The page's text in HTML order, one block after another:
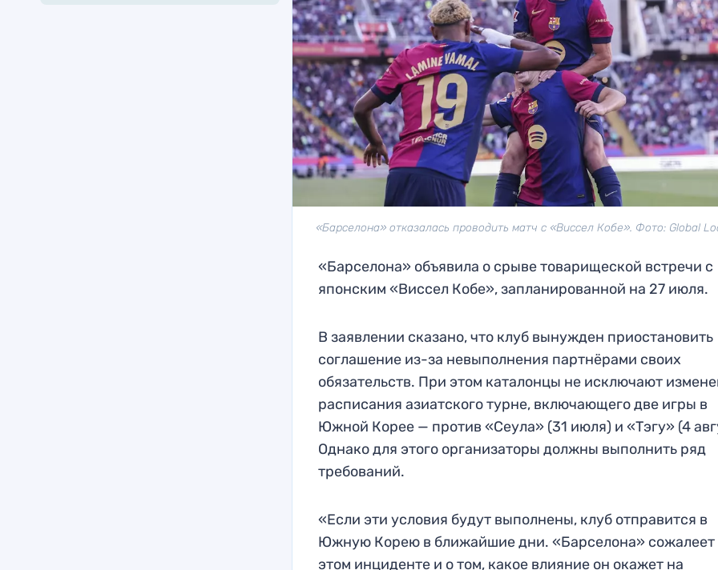
«Барселона» отказалась проводить матч с «Виссел Кобе». Фото: Global
«Барселона» объявила о срыве товарищеской встречи с
японским «Виссел Кобе», запланированной на 27 июля.
В заявлении сказано, что клуб вынужден приостановить
соглашение из-за невыполнения партнёрами своих
обязательств. При этом каталонцы не исключают
расписания азиатского турне, включающего две игры в
Южной Корее — против «Сеула» (31 июля) и «Тэгу» (4
Однако для этого организаторы должны выполнить ряд
требований.
«Если эти условия будут выполнены, клуб отправится в
Южную Корею в ближайшие дни. «Барселона» сожалеет
этом инциденте и о том, какое влияние он окажет на